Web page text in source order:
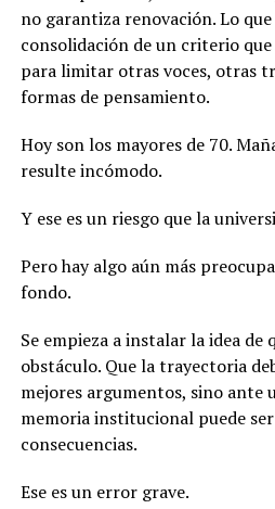
no garantiza renovación. Lo
consolidación de un criterio
para limitar otras voces, otras
formas de pensamiento.
Hoy son los mayores de 70.
resulte incómodo.
Y ese es un riesgo que la
Pero hay algo aún más
fondo.
Se empieza a instalar la idea de
obstáculo. Que la trayectoria
mejores argumentos, sino ante
memoria institucional puede
consecuencias.
Ese es un error grave.